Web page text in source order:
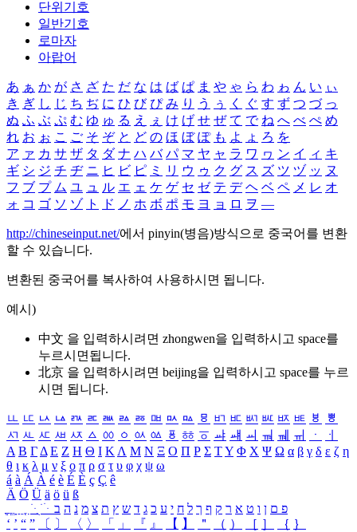
단위기호
일반기호
로마자
아랍어
あ ぁ か が さ ざ た だ な は ば ぱ ま や ゃ ら わ ゎ ん い ぃ
き ぎ し じ ち ぢ に ひ び ぴ み り う ぅ く ぐ す ず つ づ っ
ぬ ふ ぶ ぷ む ゆ ゅ る え ぇ け げ せ ぜ て で ね へ べ ぺ め
れ お ぉ こ ご そ ぞ と ど の ほ ぼ ぽ も よ ょ ろ を
ア ァ カ サ ザ タ ダ ナ ハ バ パ マ ヤ ャ ラ ワ ヮ ン イ ィ キ
ギ シ ジ チ ヂ ニ ヒ ビ ピ ミ リ ウ ゥ ク グ ス ズ ツ ヅ ッ ヌ
フ ブ プ ム ユ ュ ル エ ェ ケ ゲ セ ゼ テ デ ヘ ベ ペ メ レ オ
ォ コ ゴ ソ ゾ ト ド ノ ホ ボ ポ モ ヨ ョ ロ ヲ ―
http://chineseinput.net/에서 pinyin(병음)방식으로 중국어를 변환
할 수 있습니다.
변환된 중국어를 복사하여 사용하시면 됩니다.
예시)
中文 을 입력하시려면 zhongwen을 입력하시고 space를
누르시면됩니다.
北京 을 입력하시려면 beijing을 입력하시고 space를 누르
시면 됩니다.
ㅥ ㅦ ㅧ ㅨ ㅩ ㅪ ㅫ ㅬ ㅭ ㅮ ㅯ ㅰ ㅱ ㅲ ㅳ ㅴ ㅵ ㅶ ㅷ ㅸ
ㅹ
ㅺ ㅻ ㅼ ㅽ ㅾ ㅿ ㆀ ㆁ ㆂ ㆃ ㆄ ㆅ ㆆ ㆇ ㆈ ㆉ ㆊ ㆋ ㆌ ㆍ
ㆎ
Α Β ΓΔ Ε Ζ Η Θ Ι ΚΛ Μ Ν Ξ Ο Π Ρ Σ ΤΥ Φ Χ Ψ Ω α β γ δ ε ζ η
θ ι κ λ μ ν ξ ο π ρ σ τ υ φ χ ψ ω
á à Á À é è É È ç Ç ê
Ä Ö Ü ä ö ü ß
ִֶֹ ֻּ ׁׂ פ ם ן ו ט א ר ק ף ך ל ח י ע כ ג ד ש ץ ת צ מ נ ה ב
‘ ’ “ ” 〔 〕 〈 〉 「 」 『 』 【 】 ＂ （ ） ［ ］ ｛ ｝